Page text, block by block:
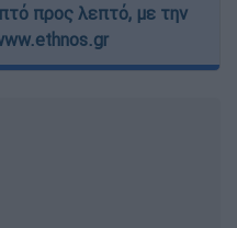
προς λεπτό, με την